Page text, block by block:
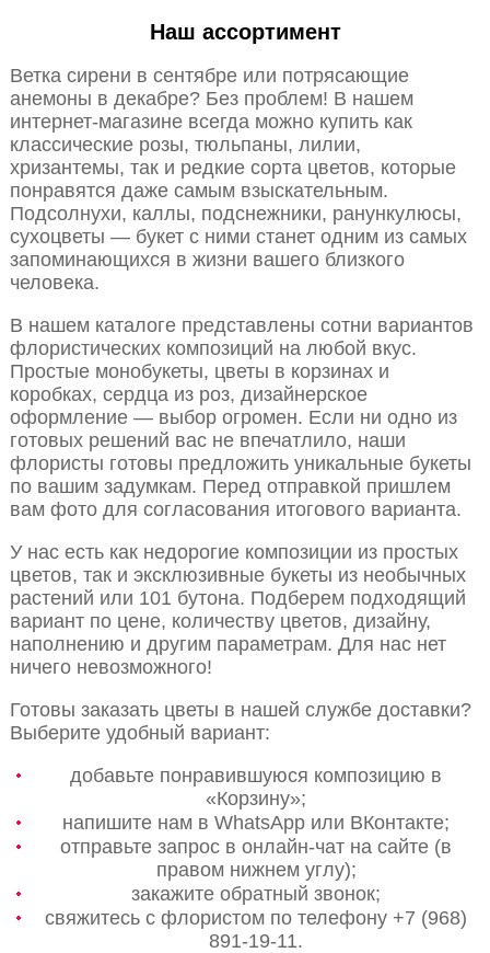
Наш ассортимент
Ветка сирени в сентябре или потрясающие
анемоны в декабре? Без проблем! В нашем
интернет-магазине всегда можно купить как
классические розы, тюльпаны, лилии,
хризантемы, так и редкие сорта цветов, которые
понравятся даже самым взыскательным.
Подсолнухи, каллы, подснежники, ранункулюсы,
сухоцветы — букет с ними станет одним из самых
запоминающихся в жизни вашего близкого
человека.
В нашем каталоге представлены сотни вариантов
флористических композиций на любой вкус.
Простые монобукеты, цветы в корзинах и
коробках, сердца из роз, дизайнерское
оформление — выбор огромен. Если ни одно из
готовых решений вас не впечатлило, наши
флористы готовы предложить уникальные букеты
по вашим задумкам. Перед отправкой пришлем
вам фото для согласования итогового варианта.
У нас есть как недорогие композиции из простых
цветов, так и эксклюзивные букеты из необычных
растений или 101 бутона. Подберем подходящий
вариант по цене, количеству цветов, дизайну,
наполнению и другим параметрам. Для нас нет
ничего невозможного!
Готовы заказать цветы в нашей службе доставки?
Выберите удобный вариант:
добавьте понравившуюся композицию в
«Корзину»;
напишите нам в WhatsApp или ВКонтакте;
отправьте запрос в онлайн-чат на сайте (в
правом нижнем углу);
закажите обратный звонок;
свяжитесь с флористом по телефону +7 (968)
891-19-11.